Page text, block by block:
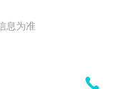
息为准
